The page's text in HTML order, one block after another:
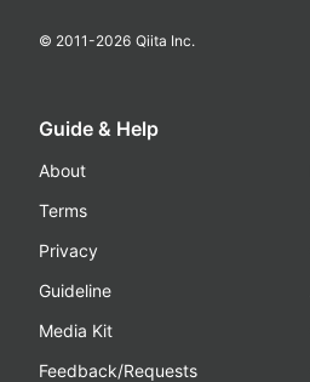
© 2011-2026 Qiita Inc.
Guide & Help
About
Terms
Privacy
Guideline
Media Kit
Feedback/Requests